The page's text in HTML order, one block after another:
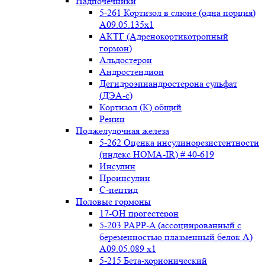
5-261 Кортизол в слюне (одна порция)
A09.05.135x1
АКТГ (Адренокортикотропный
гормон)
Альдостерон
Андростендион
Дегидроэпиандростерона сульфат
(ДЭА-с)
Кортизол (К) общий
Ренин
Поджелудочная железа
5-262 Оценка инсулинорезистентности
(индекс HOMA-IR) # 40-619
Инсулин
Проинсулин
С-пептид
Половые гормоны
17-ОН прогестерон
5-203 PAPP-A (ассоциированный с
беременностью плазменный белок А)
А09.05.089 x1
5-215 Бета-хорионический